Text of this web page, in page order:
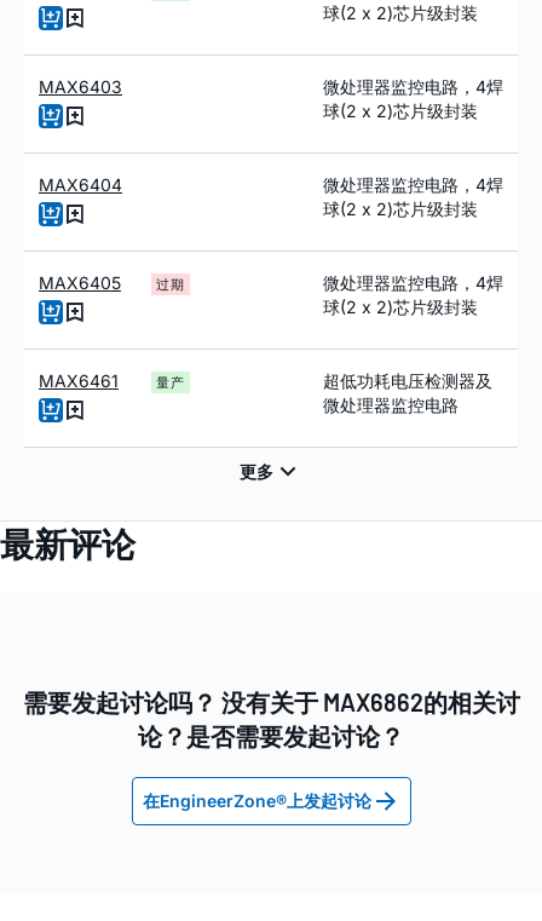
球(2 x 2)芯片级封装
MAX6403
微处理器监控电路，4焊
球(2 x 2)芯片级封装
MAX6404
微处理器监控电路，4焊
球(2 x 2)芯片级封装
MAX6405 过期
微处理器监控电路，4焊
球(2 x 2)芯片级封装
MAX6461 量产
超低功耗电压检测器及
微处理器监控电路
最新评论
需要发起讨论吗？ 没有关于 MAX6862的相关讨
论？是否需要发起讨论？
在EngineerZone®上发起讨论